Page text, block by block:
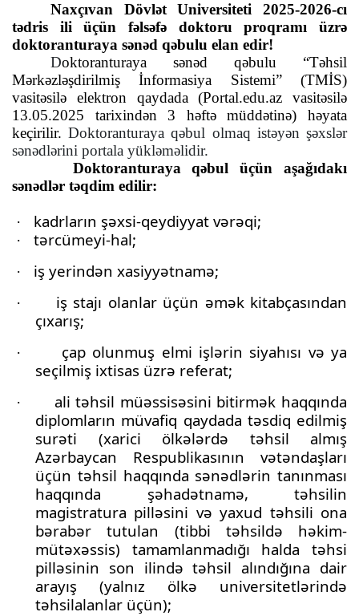
Naxçıvan Dövlət Universiteti 2025-2026-cı
tədris ili üçün fəlsəfə doktoru proqramı üzrə
doktoranturaya sənəd qəbulu elan edir!
Doktoranturaya sənəd qəbulu “Təhsil
Mərkəzləşdirilmiş İnformasiya Sistemi” (TMİS)
vasitəsilə elektron qaydada (Portal.edu.az vasitəsilə
13.05.2025 tarixindən 3 həftə müddətinə) həyata
keçirilir.Doktoranturaya qəbul olmaq istəyən şəxslər
sənədlərini portala yükləməlidir.
Doktoranturaya qəbul üçün aşağıdakı
sənədlər təqdim edilir:
· kadrların şəxsi-qeydiyyat vərəqi;
· tərcümeyi-hal;
· iş yerindən xasiyyətnamə;
·
iş stajı olanlar üçün əmək kitabçasından
çıxarış;
·
çap olunmuş elmi işlərin siyahısı və ya
seçilmiş ixtisas üzrə referat;
·
ali təhsil müəssisəsini bitirmək haqqında
diplomların müvafiq qaydada təsdiq edilmiş
surəti (xarici ölkələrdə təhsil almış
Azərbaycan Respublikasının vətəndaşları
üçün təhsil haqqında sənədlərin tanınması
haqqında şəhadətnamə, təhsilin
magistratura pilləsini və yaxud təhsili ona
bərabər tutulan (tibbi təhsildə həkim-
mütəxəssis) tamamlanmadığı halda təhsi
pilləsinin son ilində təhsil alındığına dair
arayış (yalnız ölkə universitetlərində
təhsilalanlar üçün);